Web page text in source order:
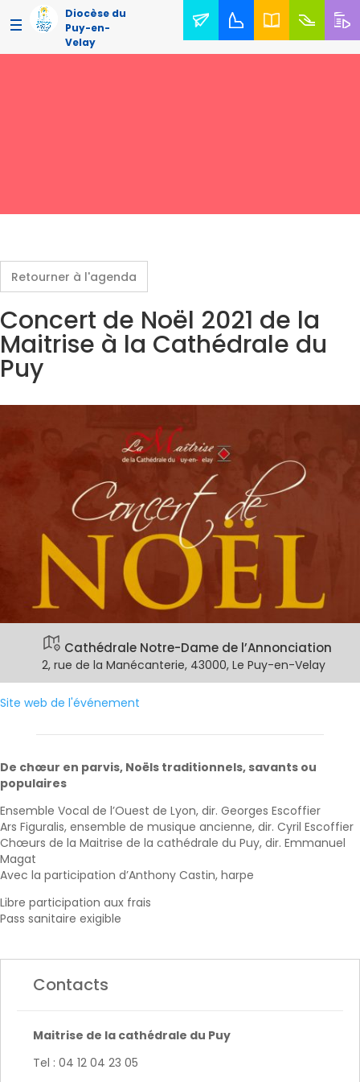
Diocèse du
Puy-en-
Velay
Retourner à l'agenda
Concert de Noël 2021 de la
Maitrise à la Cathédrale du
Puy
Cathédrale Notre-Dame de l’Annonciation
2, rue de la Manécanterie, 43000, Le Puy-en-Velay
Site web de l'événement
De chœur en parvis, Noëls traditionnels, savants ou
populaires
Ensemble Vocal de l’Ouest de Lyon, dir. Georges Escoffier
Ars Figuralis, ensemble de musique ancienne, dir. Cyril Escoffier
Chœurs de la Maitrise de la cathédrale du Puy, dir. Emmanuel
Magat
Avec la participation d’Anthony Castin, harpe
Libre participation aux frais
Pass sanitaire exigible
Contacts
Maitrise de la cathédrale du Puy
Tel : 04 12 04 23 05